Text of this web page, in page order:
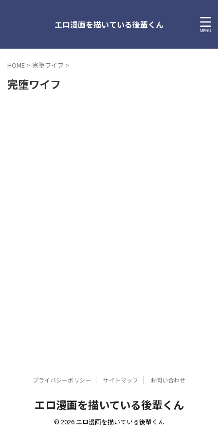
エロ漫画を描いている後輩くん
HOME > 完堕ワイフ >
完堕ワイフ
プライバシーポリシー サイトマップ お問い合わせ
エロ漫画を描いている後輩くん
© 2026 エロ漫画を描いている後輩くん